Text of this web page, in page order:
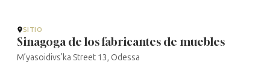
SITIO
Sinagoga de los fabricantes de muebles
M’yasoidivs’ka Street 13, Odessa